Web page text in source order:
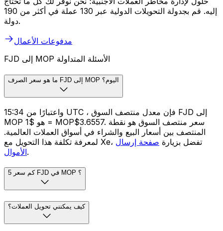
إليه. قم بجدولة التحويلات الدولية عبر 130 عملة في أكثر من 190
دولة.
مدفوعات الأعمال
FJD إلى MOP الأسئلة المتداولة
ما هو سعر الصرف FJD إلى MOP اليوم؟
واعتبارًا من 15:34 UTC ، فإن معدل منتصف السوق FJD إلى
MOP هو $1 = MOP$3.6557. سعر منتصف السوق هو نقطة
المنتصف بين أسعار البيع والشراء في أسواق العملات العالمية.
لمعرفة تكلفة هذا التحويل مع Xe، تفضل بزيارة صفحة إرسال
الأموال.
كم سعر 5 FJD في MOP ؟
كيف يمكنني تحويل العملات؟